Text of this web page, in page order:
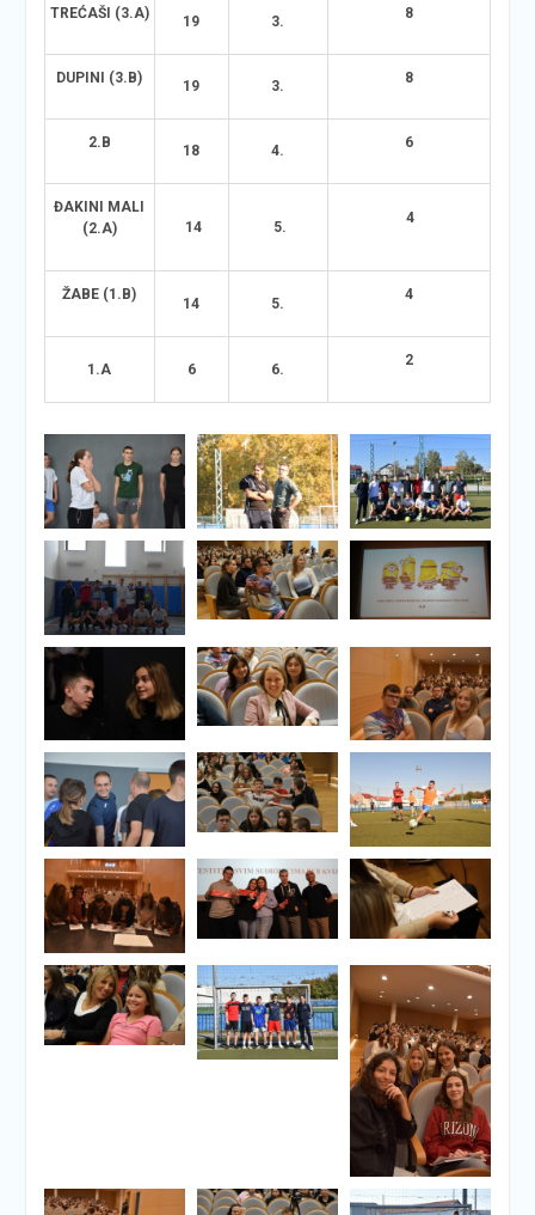
TREĆAŠI (3.A) 19 3. 8
DUPINI (3.B) 19 3. 8
2.B 18 4. 6
ĐAKINI MALI
(2.A)
14 5.
4
ŽABE (1.B)
14 5.
4
1.A 6 6.
2